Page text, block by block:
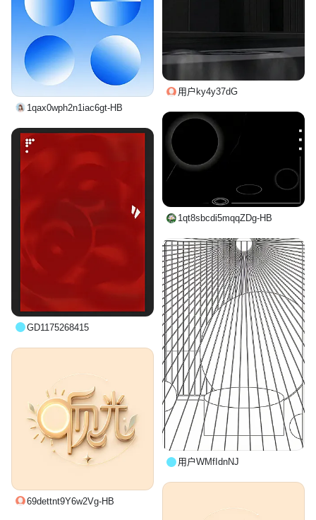
1qax0wph2n1iac6gt-HB
用户ky4y37dG
1qt8sbcdi5mqqZDg-HB
GD1175268415
用户WMfIdnNJ
69dettnt9Y6w2Vg-HB